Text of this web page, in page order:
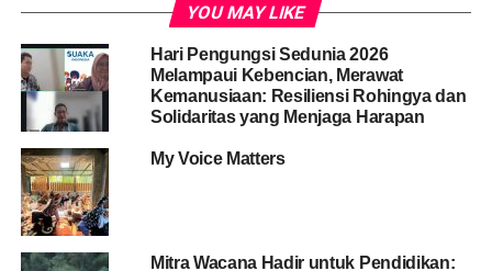
Dalam Peraturan Menteri ini yang dimaksud dengan :
1. Anak adalah seseorang yang sampai berusia 18 Tahun,
termasuk anak
yang masih dalam kandungan.
YOU MAY LIKE
Hari Pengungsi Sedunia 2026
Melampaui Kebencian, Merawat
Kemanusiaan: Resiliensi Rohingya dan
Solidaritas yang Menjaga Harapan
My Voice Matters
Mitra Wacana Hadir untuk Pendidikan: